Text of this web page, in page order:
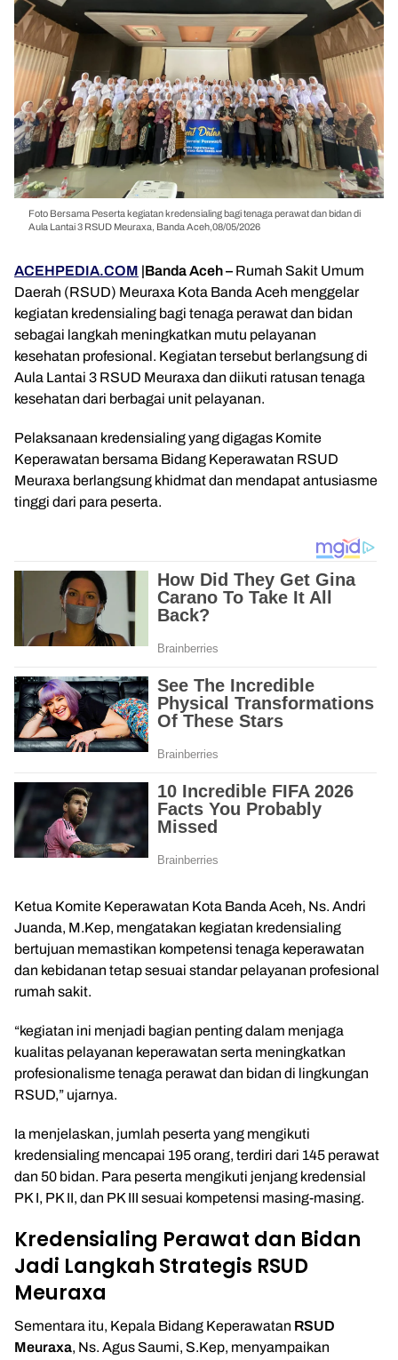
Foto Bersama Peserta kegiatan kredensialing bagi tenaga perawat dan bidan di
Aula Lantai 3 RSUD Meuraxa, Banda Aceh,08/05/2026
ACEHPEDIA.COM |Banda Aceh – Rumah Sakit Umum
Daerah (RSUD) Meuraxa Kota Banda Aceh menggelar
kegiatan kredensialing bagi tenaga perawat dan bidan
sebagai langkah meningkatkan mutu pelayanan
kesehatan profesional. Kegiatan tersebut berlangsung di
Aula Lantai 3 RSUD Meuraxa dan diikuti ratusan tenaga
kesehatan dari berbagai unit pelayanan.
Pelaksanaan kredensialing yang digagas Komite
Keperawatan bersama Bidang Keperawatan RSUD
Meuraxa berlangsung khidmat dan mendapat antusiasme
tinggi dari para peserta.
Ketua Komite Keperawatan Kota Banda Aceh, Ns. Andri
Juanda, M.Kep, mengatakan kegiatan kredensialing
bertujuan memastikan kompetensi tenaga keperawatan
dan kebidanan tetap sesuai standar pelayanan profesional
rumah sakit.
“kegiatan ini menjadi bagian penting dalam menjaga
kualitas pelayanan keperawatan serta meningkatkan
profesionalisme tenaga perawat dan bidan di lingkungan
RSUD,” ujarnya.
Ia menjelaskan, jumlah peserta yang mengikuti
kredensialing mencapai 195 orang, terdiri dari 145 perawat
dan 50 bidan. Para peserta mengikuti jenjang kredensial
PK I, PK II, dan PK III sesuai kompetensi masing-masing.
Kredensialing Perawat dan Bidan
Jadi Langkah Strategis RSUD
Meuraxa
Sementara itu, Kepala Bidang Keperawatan RSUD
Meuraxa, Ns. Agus Saumi, S.Kep, menyampaikan